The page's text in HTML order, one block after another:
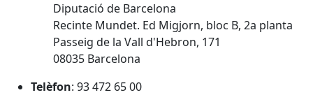
Diputació de Barcelona
Recinte Mundet. Ed Migjorn, bloc B, 2a planta
Passeig de la Vall d'Hebron, 171
08035 Barcelona
Telèfon: 93 472 65 00